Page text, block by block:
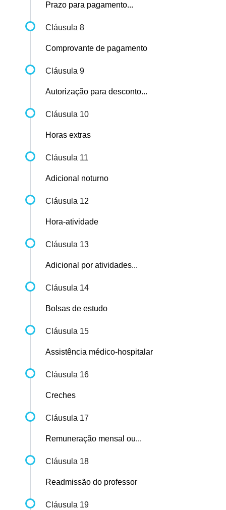
Prazo para pagamento...
Cláusula 8
Comprovante de pagamento
Cláusula 9
Autorização para desconto...
Cláusula 10
Horas extras
Cláusula 11
Adicional noturno
Cláusula 12
Hora-atividade
Cláusula 13
Adicional por atividades...
Cláusula 14
Bolsas de estudo
Cláusula 15
Assistência médico-hospitalar
Cláusula 16
Creches
Cláusula 17
Remuneração mensal ou...
Cláusula 18
Readmissão do professor
Cláusula 19